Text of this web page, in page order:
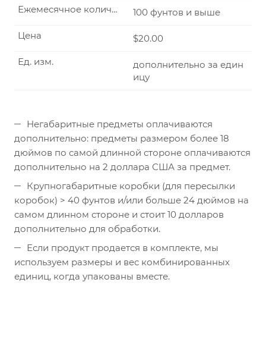
100 фунтов и выше
Ежемесячное количество
$20.00
Цена
дополнительно за един
ицу
Ед. изм.
Негабаритные предметы оплачиваются
дополнительно: предметы размером более 18
дюймов по самой длинной стороне оплачиваются
дополнительно на 2 доллара США за предмет.
Крупногабаритные коробки (для пересылки
коробок) > 40 фунтов и/или больше 24 дюймов на
самом длинном стороне и стоит 10 долларов
дополнительно для обработки.
Если продукт продается в комплекте, мы
используем размеры и вес комбинированных
единиц, когда упакованы вместе.